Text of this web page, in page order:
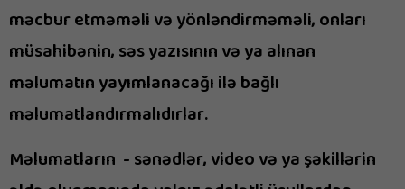
məcbur etməməli və yönləndirməməli, onları
müsahibənin, səs yazısının və ya alınan
məlumatın yayımlanacağı ilə bağlı
məlumatlandırmalıdırlar.
Məlumatların - sənədlər, video və ya şəkillərin